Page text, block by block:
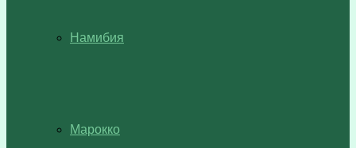
Намибия
Марокко